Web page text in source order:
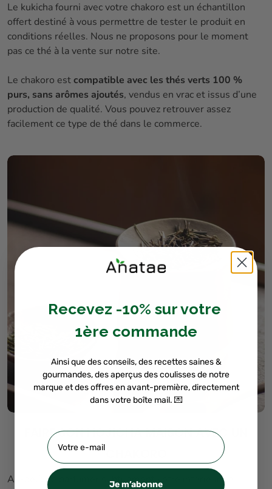
Le kukicha fourni avec votre chakoro est un échantillon
offert destiné à vous permettre de tester le produit en
conditions réelles. Nous ne proposons pour le moment
pas ce thé à la vente sur notre site.
Le chakoro estcompatible avec les thés verts 100 %
purs, sans arômes ajoutés, vendus en vrac et issus d’une
production de qualité. Vous pouvez retrouver assez
facilement ce type de thé dans le commerce.
FAIRE SON HOJICHA MAISON AVEC UN
Au-delà de parfumer subtilement votre intérieur, le
Recevez -10% sur votre
1ère commande
Ainsi que des conseils, des recettes saines &
gourmandes, des aperçus des coulisses de notre
marque et des offres en avant-première, directement
dans votre boîte mail. 💌
Email
Je m’abonne